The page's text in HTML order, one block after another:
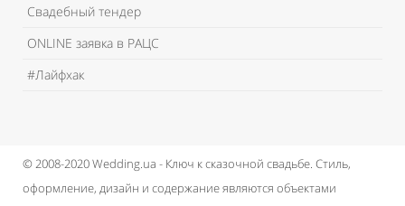
Свадебный тендер
ONLINE заявка в РАЦС
#Лайфхак
© 2008-2020 Wedding.ua - Ключ к сказочной свадьбе. Стиль,
оформление, дизайн и содержание являются объектами